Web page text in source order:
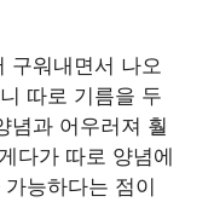
구워내면서 나오
따로 기름을 두
념과 어우러져 훨
다가 따로 양념에
능하다는 점이